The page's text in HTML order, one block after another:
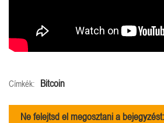
Címkék: Bitcoin
Ne felejtsd el megosztani a bejegyzést: